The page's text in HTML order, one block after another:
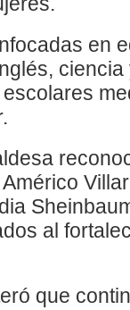
en
al
que